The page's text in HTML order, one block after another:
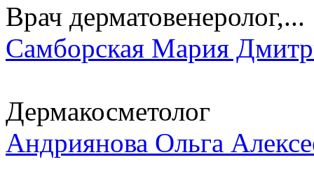
Врач дерматовенеролог,...
Самборская Мария
Дермакосметолог
Андриянова Ольга